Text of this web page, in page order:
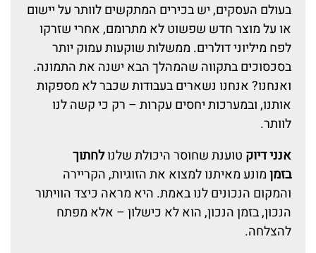
בעולם העסקים, יש בכירים המתקשים לוותר על יישום
או על מוצר חדש שפשוט לא מתרומם, אחרי שזרקו
לפח מיליוני דולרים. ממשלות שוקעות עמוק יותר
בסכסוכים בתקווה שהמהלך הבא ישנה את התמונה.
ואנחנו? אנחנו נשארים בעבודות שכבר לא מספקות
אותנו, ובמערכות יחסים עקרות – רק כי קשה לנו
לוותר.
אנני דיוק טוענת שחוסר היכולת שלנולחתוך
בזמןמונע מאיתנו למצוא את הזוגיות, הקריירה
והמקום הנכונים לנו באמת. היא מראה כיצד הוויתור
הנכון, בזמן הנכון, הוא לא כישלון – אלא מפתח
להצלחה.